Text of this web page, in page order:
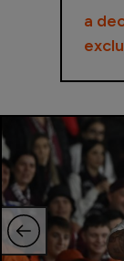
a